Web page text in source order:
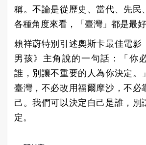
稱。不論是從歷史、當代、先民
各種角度來看，「臺灣」都是最好
賴祥蔚特別引述奧斯卡最佳電影
男孩》主角說的一句話：「你
誰，別讓不重要的人為你決定。
臺灣，不必改用福爾摩沙，不必
己。我們可以決定自己是誰，別
定。